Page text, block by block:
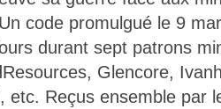
code promulgué le 9
durant sept patrons
Glencore,
etc. Reçus ensemble par